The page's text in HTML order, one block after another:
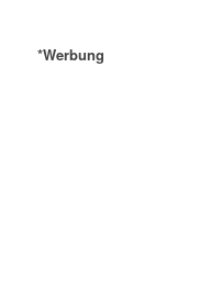
*Werbung